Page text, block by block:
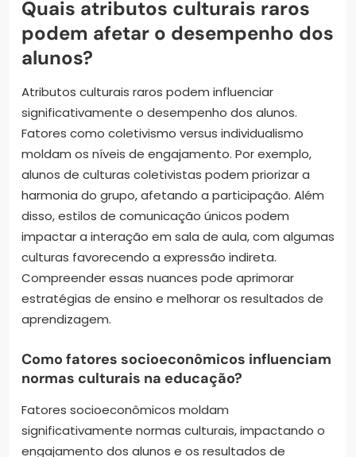
Quais atributos culturais raros
podem afetar o desempenho dos
alunos?
Atributos culturais raros podem influenciar
significativamente o desempenho dos alunos.
Fatores como coletivismo versus individualismo
moldam os níveis de engajamento. Por exemplo,
alunos de culturas coletivistas podem priorizar a
harmonia do grupo, afetando a participação. Além
disso, estilos de comunicação únicos podem
impactar a interação em sala de aula, com algumas
culturas favorecendo a expressão indireta.
Compreender essas nuances pode aprimorar
estratégias de ensino e melhorar os resultados de
aprendizagem.
Como fatores socioeconômicos influenciam
normas culturais na educação?
Fatores socioeconômicos moldam
significativamente normas culturais, impactando o
engajamento dos alunos e os resultados de